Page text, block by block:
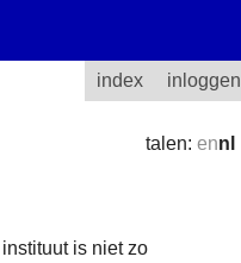
index inloggen
talen: ennl
is niet zo